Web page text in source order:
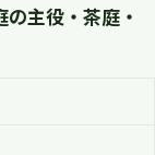
主役・茶庭・